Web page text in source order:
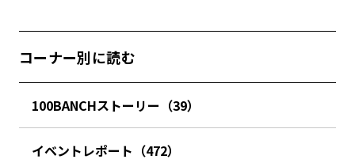
コーナー別に読む
100BANCHストーリー（39）
イベントレポート（472）